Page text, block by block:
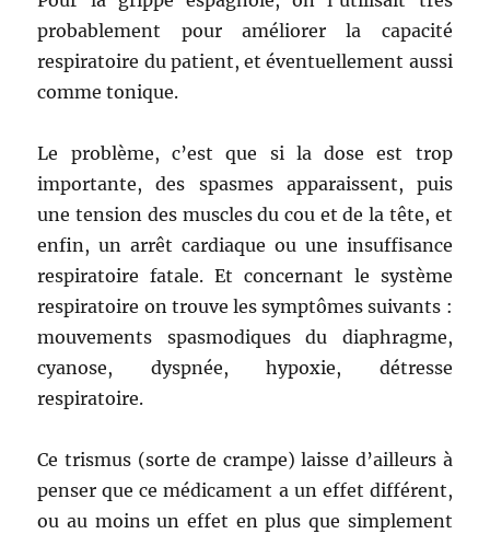
probablement pour améliorer la capacité
respiratoire du patient, et éventuellement aussi
comme tonique.
Le problème, c’est que si la dose est trop
importante, des spasmes apparaissent, puis
une tension des muscles du cou et de la tête, et
enfin, un arrêt cardiaque ou une insuffisance
respiratoire fatale. Et concernant le système
respiratoire on trouve les symptômes suivants :
mouvements spasmodiques du diaphragme,
cyanose, dyspnée, hypoxie, détresse
respiratoire.
Ce trismus (sorte de crampe) laisse d’ailleurs à
penser que ce médicament a un effet différent,
ou au moins un effet en plus que simplement